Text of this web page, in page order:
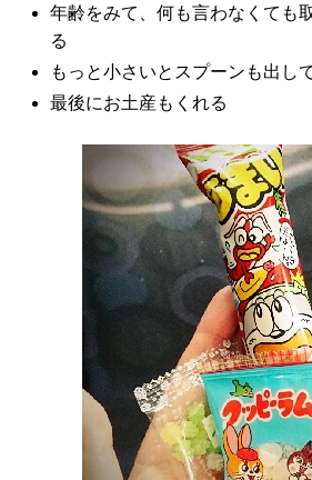
年齢をみて、何も言わなくても
る
もっと小さいとスプーンも出し
最後にお土産もくれる